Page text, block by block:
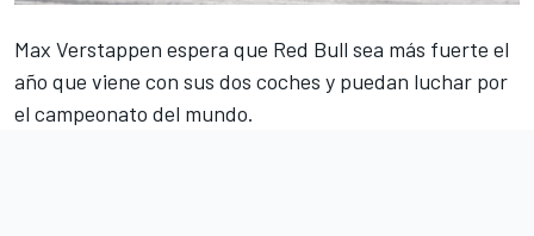
Max Verstappen espera que Red Bull sea más fuerte el
año que viene con sus dos coches y puedan luchar por
el campeonato del mundo.